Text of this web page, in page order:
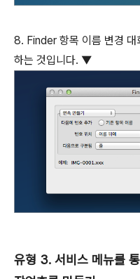
8. Finder 항목 이름 변경 대
하는 것입니다. ▼
유형 3. 서비스 메뉴를